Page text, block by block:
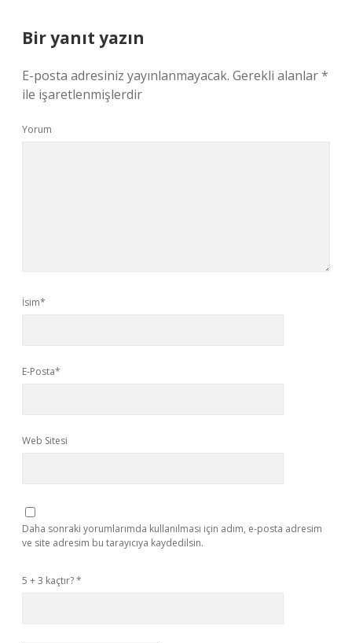
Bir yanıt yazın
E-posta adresiniz yayınlanmayacak. Gerekli alanlar*
ile işaretlenmişlerdir
Yorum
İsim*
E-Posta*
Web Sitesi
Daha sonraki yorumlarımda kullanılması için adım, e-posta adresim
ve site adresim bu tarayıcıya kaydedilsin.
5 + 3 kaçtır?*